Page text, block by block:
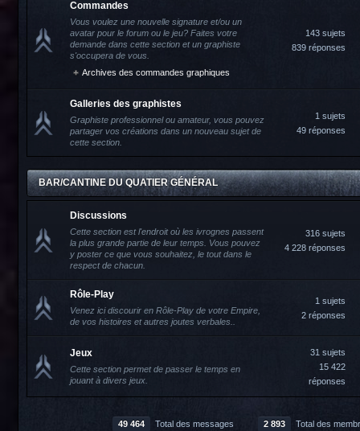
Commandes
Vous voulez une nouvelle signature et/ou un
avatar pour le forum ou le jeu? Faites votre
demande dans cette section et un graphiste
s'occupera de vous.
Archives des commandes graphiques
143 sujets
839 réponses
Galleries des graphistes
Graphiste professionnel ou amateur, vous pouvez
partager vos créations dans un nouveau sujet de
cette section.
1 sujets
49 réponses
BAR/CANTINE DU QUATIER GÉNÉRAL
Discussions
Cette section est l'endroit où les ivrognes passent
la plus grande partie de leur temps. Vous pouvez
y poster ce que vous souhaitez, le tout dans le
respect de chacun.
316 sujets
4 228 réponses
Rôle-Play
Venez ici discourir en Rôle-Play de votre Empire,
de vos histoires et autres joutes verbales..
1 sujets
2 réponses
Jeux
Cette section permet de passer le temps en
jouant à divers jeux.
31 sujets
15 422
réponses
49 464 Total des messages 2 893 Total des